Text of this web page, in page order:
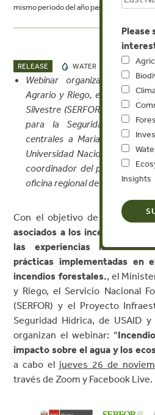
mismo periodo del año pasado
RELEASE WATER NOV 26, 2020
Webinar organizado por el
Agrario y Riego, el Servicio
Silvestre (SERFOR) y el
para la Seguridad Hídrica,
centrales a María Poca,
Universidad Nacional de
coordinador del programa de
oficina regional de la UICN para
Con el objetivo de
asociados a los incendios
las experiencias
prácticas implementadas en
incendios forestales., el
y Riego, el Servicio Nacional
(SERFOR) y el Proyecto
Seguridad Hídrica, de USAID
organizan el webinar: “
impacto sobre el agua y los
a cabo el jueves 26 de
través de Zoom y Facebook Live.
Please
Insights